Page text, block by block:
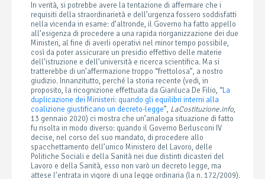
In verità, si potrebbe avere la tentazione di affermare che i
requisiti della straordinarietà e dell’urgenza fossero soddisfatti
nella vicenda in esame: d’altronde, il Governo ha fatto appello
all’esigenza di procedere a una rapida riorganizzazione dei due
Ministeri, al fine di averli operativi nel minor tempo possibile,
così da poter assicurare un presidio effettivo delle materie
dell’istruzione e dell’università e ricerca scientifica. Ma si
tratterebbe di un’affermazione troppo “frettolosa”, a nostro
giudizio. Innanzitutto, perché la storia recente (vedi, in
proposito, la ricognizione effettuata da Gianluca De Filio, “La
duplicazione dei Ministeri: quando gli equilibri interni alla
coalizione giustificano un decreto-legge”, LaCostituzione.info,
13 gennaio 2020) ci mostra che un’analoga situazione di fatto
fu risolta in modo diverso: quando il Governo Berlusconi IV
decise, nel corso del suo mandato, di procedere allo
spacchettamento dell’unico Ministero del Lavoro, delle
Politiche Sociali e della Sanità nei due distinti dicasteri del
Lavoro e della Sanità, esso non varò un decreto legge, ma
attese l’entrata in vigore di una legge ordinaria (la n. 172/2009).